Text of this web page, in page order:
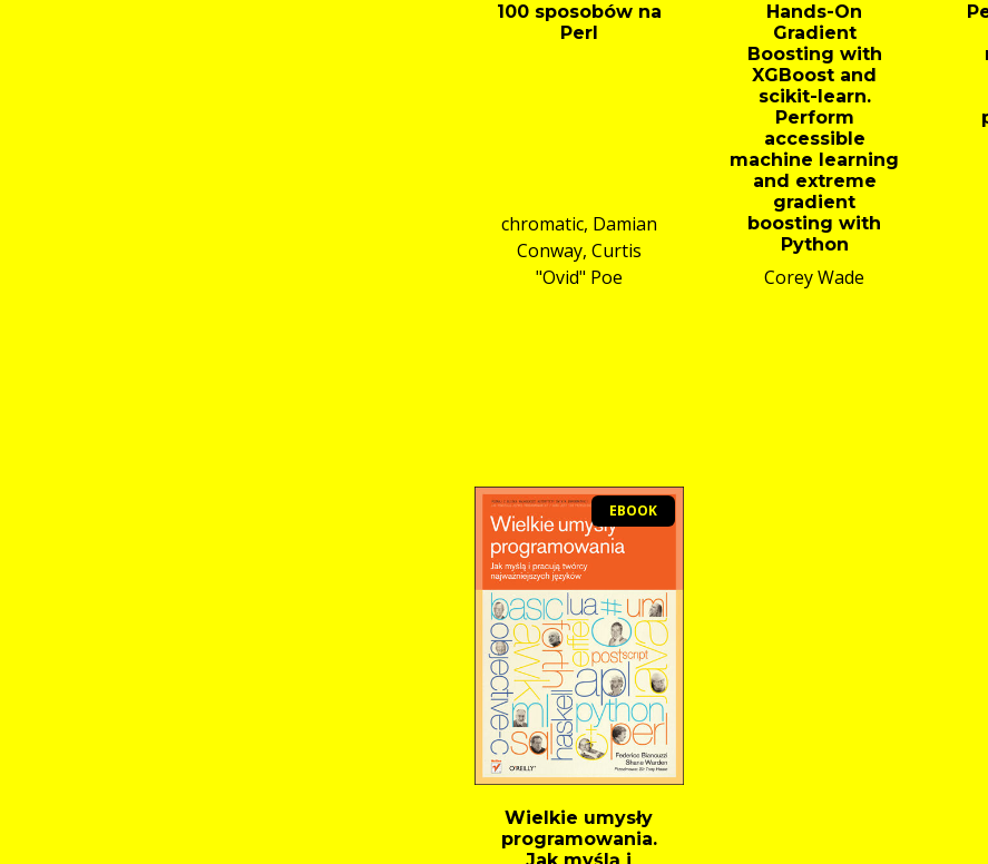
100 sposobów na
Perl
chromatic, Damian
Conway, Curtis
"Ovid" Poe
Hands-On
Gradient
Boosting with
XGBoost and
scikit-learn.
Perform
accessible
machine learning
and extreme
gradient
boosting with
Python
Corey Wade
EBOOK
Wielkie umysły
programowania.